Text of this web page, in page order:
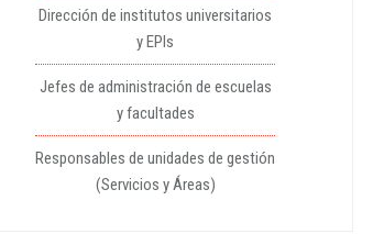
Dirección de institutos universitarios
y EPIs
Jefes de administración de escuelas
y facultades
Responsables de unidades de gestión
(Servicios y Áreas)